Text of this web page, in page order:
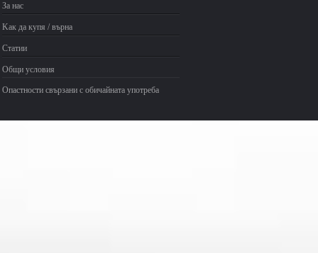
За нас
Kак да купя / върна
Статии
Общи условия
Опастности свързани с обичайната употреба